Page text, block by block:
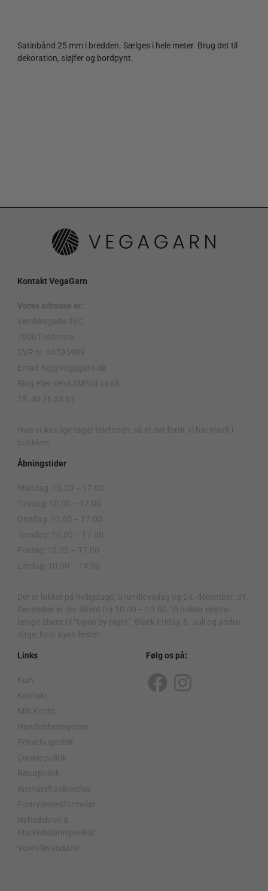
Satinbånd 25 mm i bredden. Sælges i hele meter. Brug det til
dekoration, sløjfer og bordpynt.
Kontakt VegaGarn
Vores adresse er:
Vendersgade 26C
7000 Fredericia
CVR nr. 36593989
Email: hej@vegagarn.dk
Ring eller send SMS til os på:
Tlf. 40 76 53 63
Hvis vi ikke lige tager telefonen, så er det fordi, vi har travlt i
butikken.
Åbningstider
Mandag: 10.00 – 17.00
Tirsdag: 10.00 – 17.00
Onsdag: 10.00 – 17.00
Torsdag: 10.00 – 17.00
Fredag: 10.00 – 17.00
Lørdag: 10.00 – 14.00
Der er lukket på helligdage, Grundlovsdag og 24. december. 31.
December er der åbent fra 10.00 – 13.00. Vi holder ekstra
længe åbent til “Open by night”, Black Friday, 5. Juli og andre
dage, hvor byen fester.
Links
Kurv
Kontakt
Min Konto
Handelsbetingelser
Privatlivspolitik
Cookie politik
Returpolitik
Ansvarsfraskrivelse
Fortrydelsesformular
Nyhedsbrev &
Markedsføringsvilkår
Vores levandører
Følg os på:
F
I